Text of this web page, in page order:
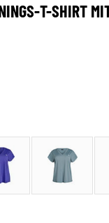
T-SHIRT